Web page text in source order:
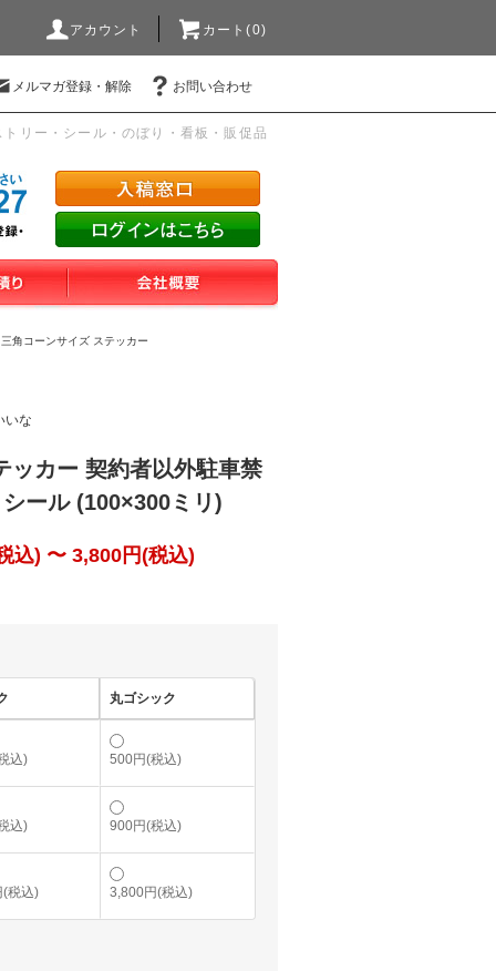
アカウント カート(0)
メルマガ登録・解除 お問い合わせ
リー・シール・のぼり・看板・販促品
三角コーンサイズ ステッカー
いな
ッカー 契約者以外駐車禁
ール (100×300ミリ)
込) 〜 3,800円(税込)
丸ゴシック
込) 500円(税込)
込) 900円(税込)
税込) 3,800円(税込)